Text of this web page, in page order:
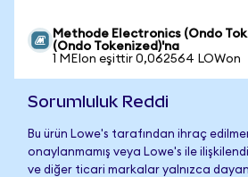
Methode Electronics (Ondo
(Ondo Tokenized)'na
1 MEIon eşittir 0,062564 LOWon
Sorumluluk Reddi
Bu ürün Lowe's tarafından ihraç
onaylanmamış veya Lowe's ile
ve diğer ticari markalar yalnızca